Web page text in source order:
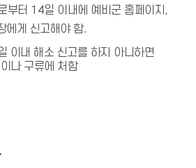
부터 14일 이내에 예비군 홈페이지,
에게 신고해야 함.
이내 해소 신고를 하지 아니하면
나 구류에 처함